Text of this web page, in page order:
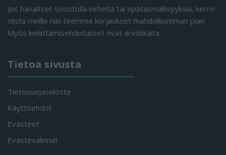
Jos havaitset sivustolla virheitä tai epätäsmällisyyksiä, kerro
niistä meille niin teemme korjaukset mahdollisimman pian.
Myös kehittämisehdotukset ovat arvokkaita.
Tietoa sivusta
Tietosuojaseloste
Käyttöehdot
Evästeet
Evästevalinnat